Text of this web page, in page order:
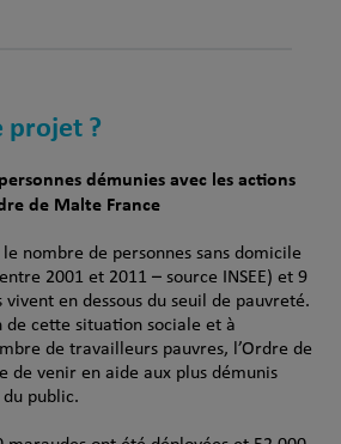
projet ?
démunies avec les actions
de Malte France
le nombre de personnes sans domicile
2001 et 2011 – source INSEE) et 9
en dessous du seuil de pauvreté.
de cette situation sociale et à
de travailleurs pauvres, l’Ordre de
de venir en aide aux plus démunis
public.